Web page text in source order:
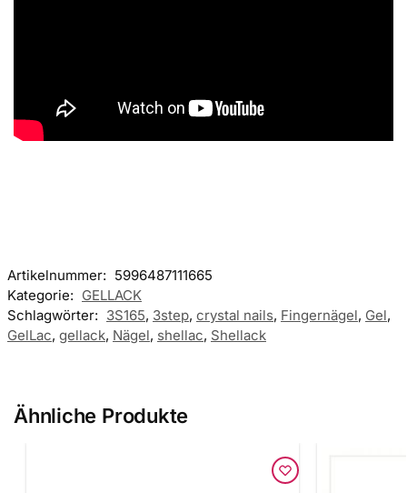
Artikelnummer: 5996487111665
Kategorie: GELLACK
Schlagwörter: 3S165, 3step, crystal nails, Fingernägel, Gel,
GelLac, gellack, Nägel, shellac, Shellack
Ähnliche Produkte